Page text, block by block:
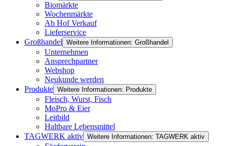
Biomärkte
Wochenmärkte
Ab Hof Verkauf
Lieferservice
Großhandel Weitere Informationen: Großhandel
Unternehmen
Ansprechpartner
Webshop
Neukunde werden
Produkte Weitere Informationen: Produkte
Fleisch, Wurst, Fisch
MoPro & Eier
Leitbild
Haltbare Lebensmittel
TAGWERK aktiv Weitere Informationen: TAGWERK aktiv